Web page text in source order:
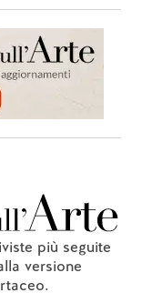
più seguite
versione